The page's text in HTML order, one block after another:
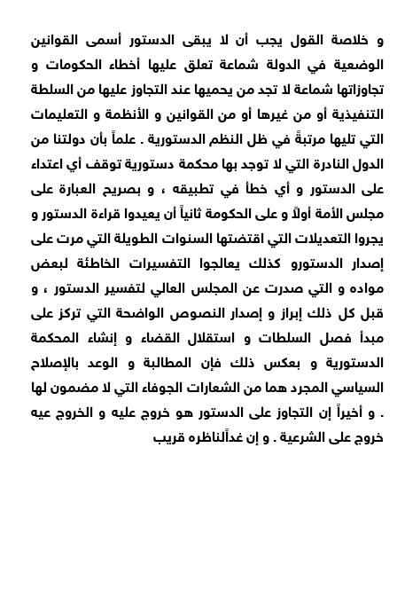
و خلاصة القول يجب أن لا يبقى الدستور أسمى القوانين
الوضعية في الدولة شماعة تعلق عليها أخطاء الحكومات و
تجاوزاتها شماعة لا تجد من يحميها عند التجاوز عليها من السلطة
التنفيذية أو من غيرها أو من القوانين و الأنظمة و التعليمات
التي تليها مرتبةً في ظل النظم الدستورية . علماً بأن دولتنا من
الدول النادرة التي لا توجد بها محكمة دستورية توقف أي اعتداء
على الدستور و أي خطأ في تطبيقه ، و بصريح العبارة على
مجلس الأمة أولاً و على الحكومة ثانياً أن يعيدوا قراءة الدستور و
يجروا التعديلات التي اقتضتها السنوات الطويلة التي مرت على
إصدار الدستورو كذلك يعالجوا التفسيرات الخاطئة لبعض
مواده و التي صدرت عن المجلس العالي لتفسير الدستور ، و
قبل كل ذلك إبراز و إصدار النصوص الواضحة التي تركز على
مبدأ فصل السلطات و استقلال القضاء و إنشاء المحكمة
الدستورية و بعكس ذلك فإن المطالبة و الوعد بالإصلاح
السياسي المجرد هما من الشعارات الجوفاء التي لا مضمون لها
. و أخيراً إن التجاوز على الدستور هو خروج عليه و الخروج عيه
خروج على الشرعية . و إن غداًلناظره قريب